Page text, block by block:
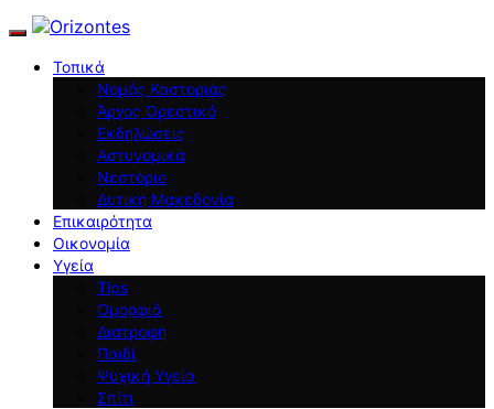
Τοπικά
Νομός Καστοριάς
Άργος Ορεστικό
Εκδηλώσεις
Αστυνομικά
Νεστόριο
Δυτική Μακεδονία
Επικαιρότητα
Οικονομία
Υγεία
Tips
Ομορφιά
Διατροφή
Παιδί
Ψυχική Υγεία
Σπίτι